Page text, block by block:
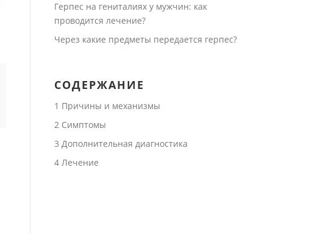
Герпес на гениталиях у мужчин: как
проводится лечение?
Через какие предметы передается герпес?
СОДЕРЖАНИЕ
1 Причины и механизмы
2Симптомы
3 Дополнительная диагностика
4Лечение